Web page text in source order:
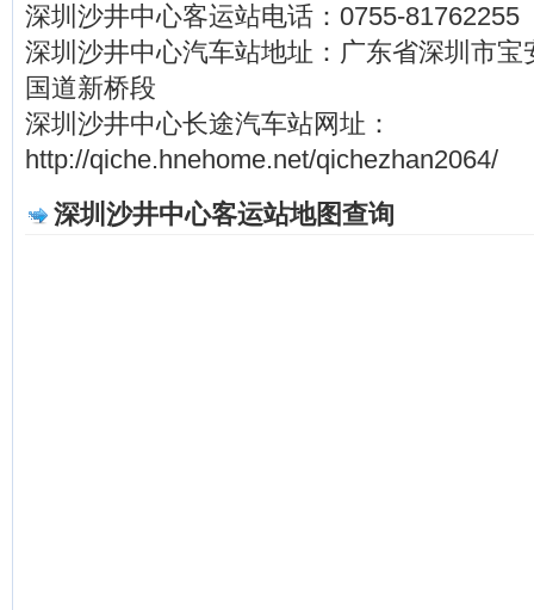
深圳沙井中心客运站电话：0755-81762255
深圳沙井中心汽车站地址：广东省深圳市宝
国道新桥段
深圳沙井中心长途汽车站网址：
http://qiche.hnehome.net/qichezhan2064/
深圳沙井中心客运站地图查询